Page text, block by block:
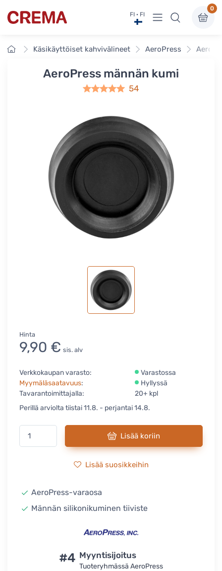
Crema FI · FI Näytä valikko
0
EtusivuKäsikäyttöiset kahvivälineet AeroPress
AeroPress männän kumi
54
Hinta
9,90 € sis. alv
Verkkokaupan varasto:
Varastossa
Myymäläsaatavuus:
Hyllyssä
Tavarantoimittajalla:
20+ kpl
Perillä arviolta tiistai 11.8. - perjantai 14.8.
Lisää koriin
Lisää suosikkeihin
AeroPress-varaosa
Männän silikonikuminen tiiviste
#4 Myyntisijoitus
Tuoteryhmässä AeroPress